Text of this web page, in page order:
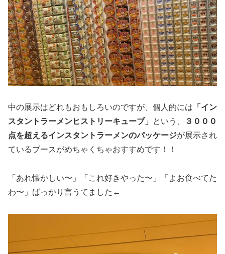
中の展示はどれもおもしろいのですが、個人的には 「イン
スタントラーメンヒストリーキューブ」
という、
３０００
点を超えるインスタントラーメンのパッケージが展示され
ているブースがめちゃくちゃおすすめです！！
「あれ懐かしい〜」「これ好きやった〜」「よお食べてた
わ〜」ばっかり言うてました←